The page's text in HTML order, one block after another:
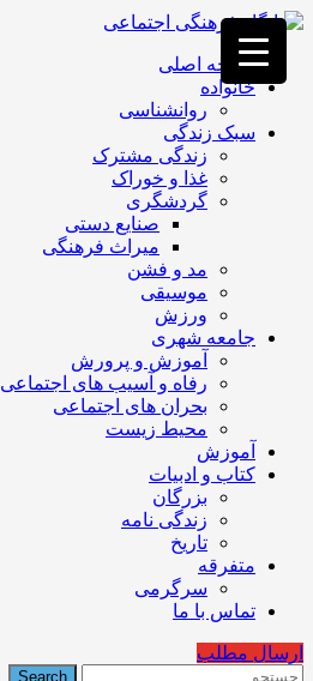
فصد
خون
غرب
تهران
خشکشویی
تصفیه
تهران
صفحه اصلی
خانواده
روانشناسی
سبک زندگی
زندگی مشترک
غذا و خوراک
گردشگری
صنایع دستی
میراث فرهنگی
مد و فشن
موسیقی
ورزش
جامعه شهری
آموزش و پرورش
رفاه و آسیب های اجتماعی
بحران های اجتماعی
محیط زیست
آموزش
کتاب و ادبیات
بزرگان
زندگی نامه
تاریخ
متفرقه
سرگرمی
تماس با ما
ارسال مطلب